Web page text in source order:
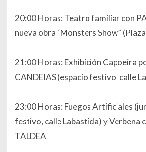
20:00 Horas: Teatro familiar con
nueva obra “Monsters Show”
21:00 Horas: Exhibición Capoeira
CANDEIAS (espacio festivo, calle
23:00 Horas: Fuegos Artificiales
festivo, calle Labastida) y Verbena
TALDEA